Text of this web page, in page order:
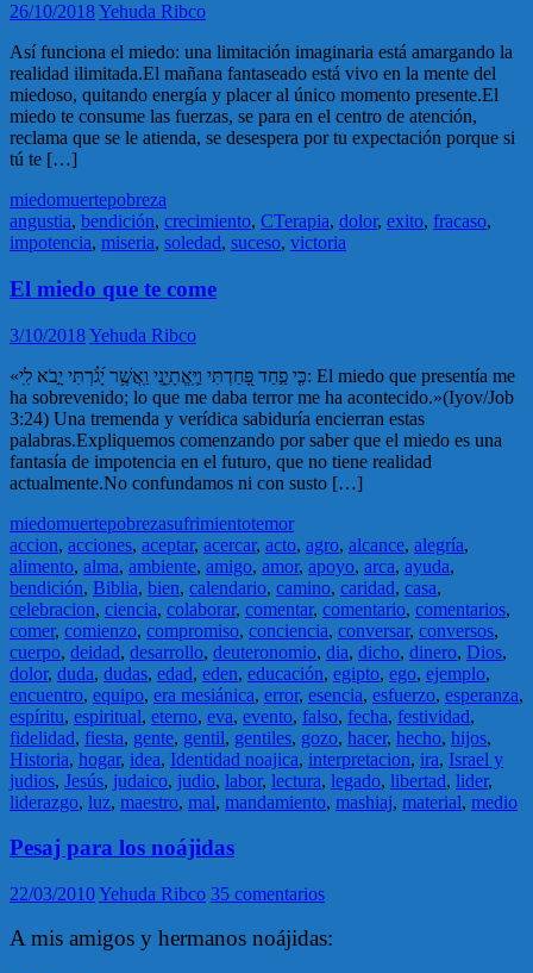
26/10/2018Yehuda Ribco
Así funciona el miedo: una limitación imaginaria está amargando la
realidad ilimitada.El mañana fantaseado está vivo en la mente del
miedoso, quitando energía y placer al único momento presente.El
miedo te consume las fuerzas, se para en el centro de atención,
reclama que se le atienda, se desespera por tu expectación porque si
tú te […]
miedomuertepobreza
angustia, bendición, crecimiento, CTerapia, dolor, exito, fracaso,
impotencia, miseria, soledad, suceso, victoria
El miedo que te come
3/10/2018Yehuda Ribco
«כִּ֤י פַ֣חַד פָּ֭חַדְתִּי וַיֶּֽאֱתָיֵ֑נִי וַֽאֲשֶׁ֥ר יָ֝גֹ֗רְתִּי יָ֣בֹא לִֽי: El miedo que presentía me
ha sobrevenido; lo que me daba terror me ha acontecido.»(Iyov/Job
3:24) Una tremenda y verídica sabiduría encierran estas
palabras.Expliquemos comenzando por saber que el miedo es una
fantasía de impotencia en el futuro, que no tiene realidad
actualmente.No confundamos ni con susto […]
miedomuertepobrezasufrimientotemor
accion, acciones, aceptar, acercar, acto, agro, alcance, alegría,
alimento, alma, ambiente, amigo, amor, apoyo, arca, ayuda,
bendición, Biblia, bien, calendario, camino, caridad, casa,
celebracion, ciencia, colaborar, comentar, comentario, comentarios,
comer, comienzo, compromiso, conciencia, conversar, conversos,
cuerpo, deidad, desarrollo, deuteronomio, dia, dicho, dinero, Dios,
dolor, duda, dudas, edad, eden, educación, egipto, ego, ejemplo,
encuentro, equipo, era mesiánica, error, esencia, esfuerzo, esperanza,
espíritu, espiritual, eterno, eva, evento, falso, fecha, festividad,
fidelidad, fiesta, gente, gentil, gentiles, gozo, hacer, hecho, hijos,
Historia, hogar, idea, Identidad noajica, interpretacion, ira, Israel y
judios, Jesús, judaico, judio, labor, lectura, legado, libertad, lider,
liderazgo, luz, maestro, mal, mandamiento, mashiaj, material, medio
Pesaj para los noájidas
22/03/2010Yehuda Ribco 35 comentarios
A mis amigos y hermanos noájidas: